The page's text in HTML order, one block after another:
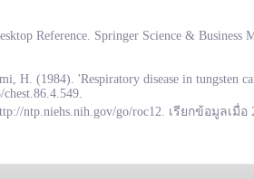
Reference. Springer Science & Business
H. (1984). 'Respiratory disease in tungsten
ntp.niehs.nih.gov/go/roc12. เรียกข้อมูลเมื่อ